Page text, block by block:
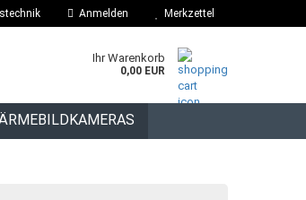
Anmelden Merkzettel
Ihr Warenkorb
0,00 EUR